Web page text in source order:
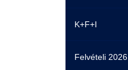
K+F+I
Felvételi 2026